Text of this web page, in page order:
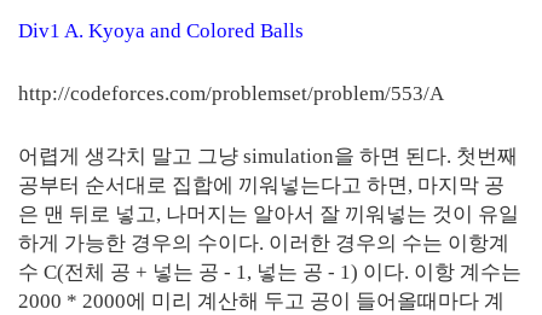
Div1 A. Kyoya and Colored Balls
http://codeforces.com/problemset/problem/553/A
어렵게 생각치 말고 그냥 simulation을 하면 된다. 첫번째
공부터 순서대로 집합에 끼워넣는다고 하면, 마지막 공
은 맨 뒤로 넣고, 나머지는 알아서 잘 끼워넣는 것이 유일
하게 가능한 경우의 수이다. 이러한 경우의 수는 이항계
수 C(전체 공 + 넣는 공 - 1, 넣는 공 - 1) 이다. 이항 계수는
2000 * 2000에 미리 계산해 두고 공이 들어올때마다 계